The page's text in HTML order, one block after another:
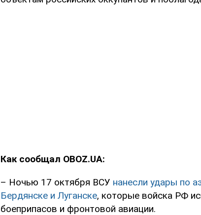
Как сообщал OBOZ.UA:
– Ночью 17 октября ВСУ нанесли удары по
Бердянске и Луганске, которые войска РФ
боеприпасов и фронтовой авиации.